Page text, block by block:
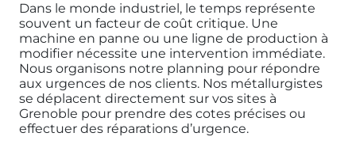
Dans le monde industriel, le temps représente
souvent un facteur de coût critique. Une
machine en panne ou une ligne de production à
modifier nécessite une intervention immédiate.
Nous organisons notre planning pour répondre
aux urgences de nos clients. Nos métallurgistes
se déplacent directement sur vos sites à
Grenoble pour prendre des cotes précises ou
effectuer des réparations d’urgence.